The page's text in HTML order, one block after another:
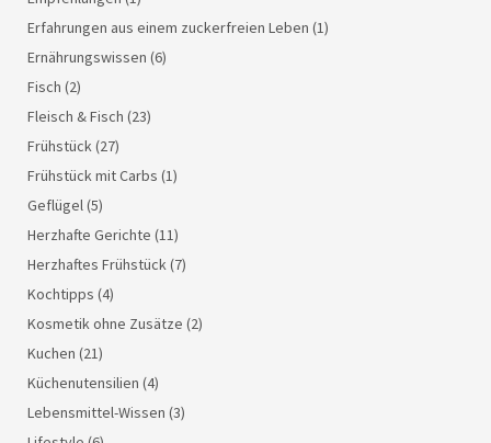
Erfahrungen aus einem zuckerfreien Leben (1)
Ernährungswissen (6)
Fisch (2)
Fleisch & Fisch (23)
Frühstück(27)
Frühstück mit Carbs (1)
Geflügel(5)
Herzhafte Gerichte (11)
Herzhaftes Frühstück(7)
Kochtipps (4)
Kosmetik ohne Zusätze (2)
Kuchen (21)
Küchenutensilien (4)
Lebensmittel-Wissen (3)